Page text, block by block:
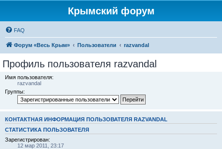
Крымский форум
FAQ
Форум «Весь Крым» Пользователи razvandal
Профиль пользователя razvandal
Имя пользователя:
razvandal
Группы:
КОНТАКТНАЯ ИНФОРМАЦИЯ ПОЛЬЗОВАТЕЛЯ RAZVANDAL
СТАТИСТИКА ПОЛЬЗОВАТЕЛЯ
Зарегистрирован:
12 мар 2011, 23:17